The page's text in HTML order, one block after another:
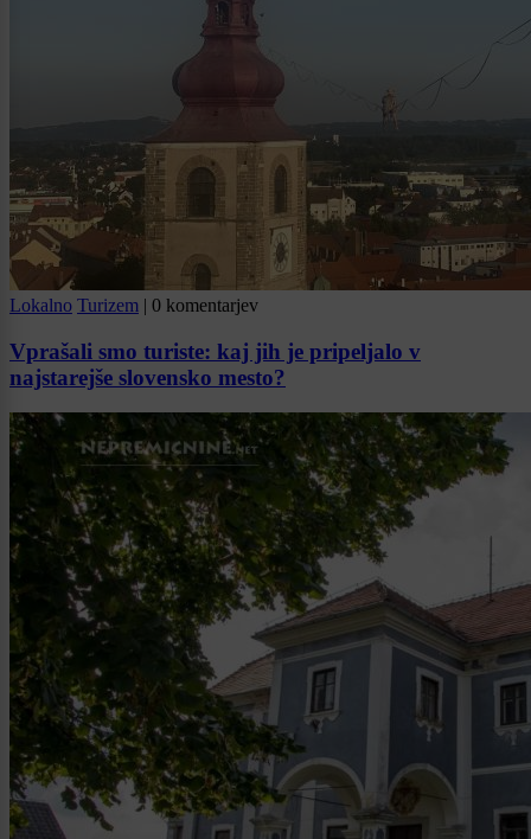
Lokalno Turizem | 0 komentarjev
Vprašali smo turiste: kaj jih je pripeljalo v
najstarejše slovensko mesto?